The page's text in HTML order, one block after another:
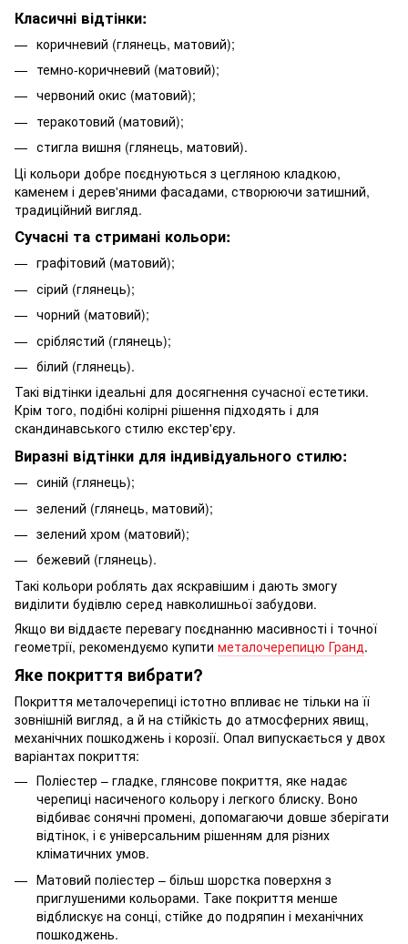
Класичні відтінки:
коричневий (глянець, матовий);
темно-коричневий (матовий);
червоний окис (матовий);
теракотовий (матовий);
стигла вишня (глянець, матовий).
Ці кольори добре поєднуються з цегляною кладкою,
каменем і дерев'яними фасадами, створюючи затишний,
традиційний вигляд.
Сучасні та стримані кольори:
графітовий (матовий);
сірий (глянець);
чорний (матовий);
сріблястий (глянець);
білий (глянець).
Такі відтінки ідеальні для досягнення сучасної естетики.
Крім того, подібні колірні рішення підходять і для
скандинавського стилю екстер'єру.
Виразні відтінки для індивідуального стилю:
синій (глянець);
зелений (глянець, матовий);
зелений хром (матовий);
бежевий (глянець).
Такі кольори роблять дах яскравішим і дають змогу
виділити будівлю серед навколишньої забудови.
Якщо ви віддаєте перевагу поєднанню масивності і точної
геометрії, рекомендуємо купити металочерепицю Гранд.
Яке покриття вибрати?
Покриття металочерепиці істотно впливає не тільки на її
зовнішній вигляд, а й на стійкість до атмосферних явищ,
механічних пошкоджень і корозії. Опал випускається у двох
варіантах покриття:
Поліестер – гладке, глянсове покриття, яке надає
черепиці насиченого кольору і легкого блиску. Воно
відбиває сонячні промені, допомагаючи довше зберігати
відтінок, і є універсальним рішенням для різних
кліматичних умов.
Матовий поліестер – більш шорстка поверхня з
приглушеними кольорами. Таке покриття менше
відблискує на сонці, стійке до подряпин і механічних
пошкоджень.